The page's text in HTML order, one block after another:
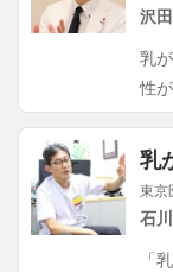
沢
乳
性
乳
東
石
「